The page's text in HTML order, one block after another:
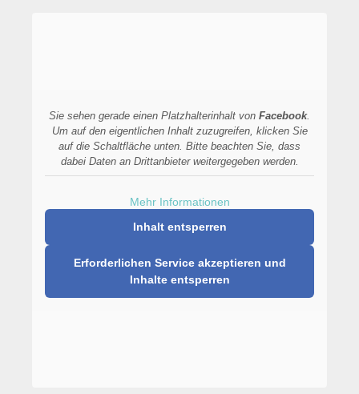
Sie sehen gerade einen Platzhalterinhalt von Facebook.
Um auf den eigentlichen Inhalt zuzugreifen, klicken Sie
auf die Schaltfläche unten. Bitte beachten Sie, dass
dabei Daten an Drittanbieter weitergegeben werden.
Mehr Informationen
Inhalt entsperren
Erforderlichen Service akzeptieren und
Inhalte entsperren